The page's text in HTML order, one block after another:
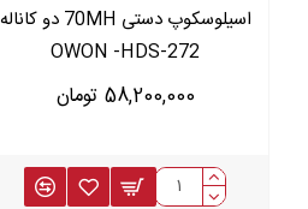
اسیلوسکوپ دستی 70MH دو کاناله
OWON -HDS-272
58,200,000 تومان